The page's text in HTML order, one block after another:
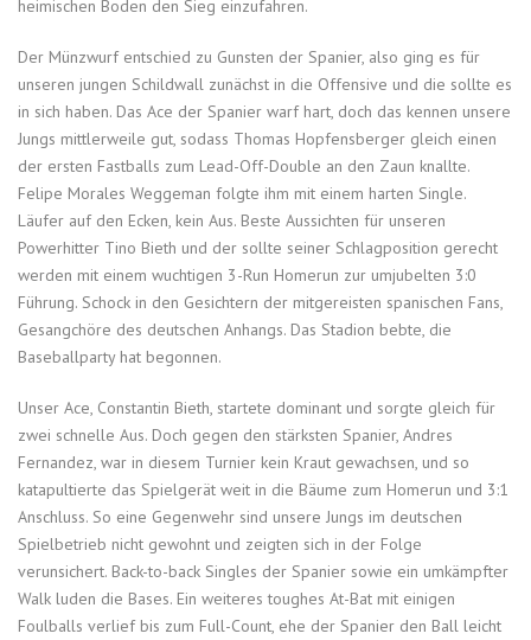
heimischen Boden den Sieg einzufahren.
Der Münzwurf entschied zu Gunsten der Spanier, also ging es für
unseren jungen Schildwall zunächst in die Offensive und die sollte es
in sich haben. Das Ace der Spanier warf hart, doch das kennen unsere
Jungs mittlerweile gut, sodass Thomas Hopfensberger gleich einen
der ersten Fastballs zum Lead-Off-Double an den Zaun knallte.
Felipe Morales Weggeman folgte ihm mit einem harten Single.
Läufer auf den Ecken, kein Aus. Beste Aussichten für unseren
Powerhitter Tino Bieth und der sollte seiner Schlagposition gerecht
werden mit einem wuchtigen 3-Run Homerun zur umjubelten 3:0
Führung. Schock in den Gesichtern der mitgereisten spanischen Fans,
Gesangchöre des deutschen Anhangs. Das Stadion bebte, die
Baseballparty hat begonnen.
Unser Ace, Constantin Bieth, startete dominant und sorgte gleich für
zwei schnelle Aus. Doch gegen den stärksten Spanier, Andres
Fernandez, war in diesem Turnier kein Kraut gewachsen, und so
katapultierte das Spielgerät weit in die Bäume zum Homerun und 3:1
Anschluss. So eine Gegenwehr sind unsere Jungs im deutschen
Spielbetrieb nicht gewohnt und zeigten sich in der Folge
verunsichert. Back-to-back Singles der Spanier sowie ein umkämpfter
Walk luden die Bases. Ein weiteres toughes At-Bat mit einigen
Foulballs verlief bis zum Full-Count, ehe der Spanier den Ball leicht